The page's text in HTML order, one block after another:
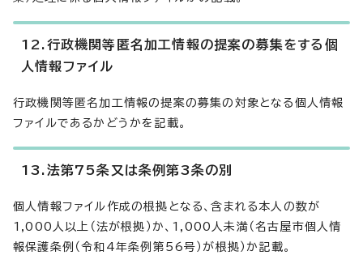
12.行政機関等匿名加工情報の提案の募集をする個
人情報ファイル
行政機関等匿名加工情報の提案の募集の対象となる個人情報
ファイルであるかどうかを記載。
13.法第75条又は条例第3条の別
個人情報ファイル作成の根拠となる、含まれる本人の数が
1,000人以上（法が根拠）か、1,000人未満（名古屋市個人情
報保護条例（令和4年条例第56号）が根拠）か記載。